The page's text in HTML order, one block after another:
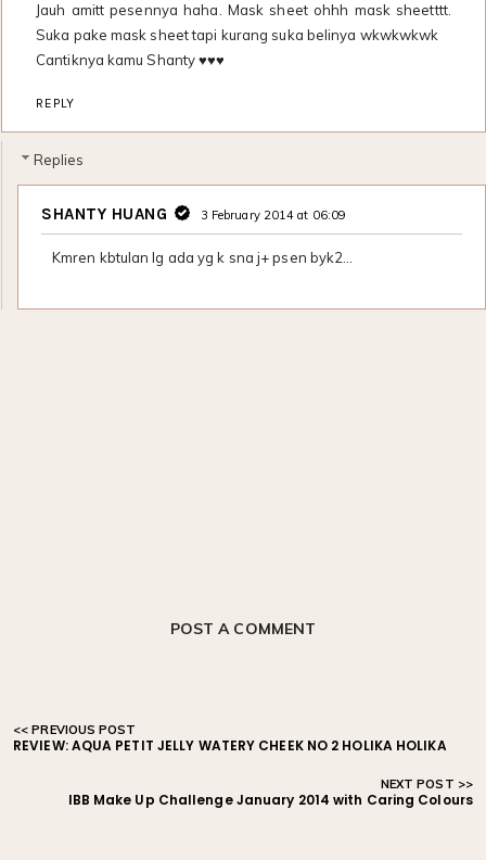
Jauh amitt pesennya haha. Mask sheet ohhh mask sheetttt.
Suka pake mask sheet tapi kurang suka belinya wkwkwkwk
Cantiknya kamu Shanty ♥♥♥
REPLY
Replies
SHANTY HUANG 3 February 2014 at 06:09
Kmren kbtulan lg ada yg k sna j+ psen byk2…
POST A COMMENT
REVIEW: AQUA PETIT JELLY WATERY CHEEK NO 2 HOLIKA HOLIKA
IBB Make Up Challenge January 2014 with Caring Colours